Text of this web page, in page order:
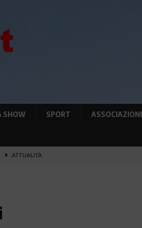
SHOW SPORT ASSOCIAZIONI
ATTUALITÀ